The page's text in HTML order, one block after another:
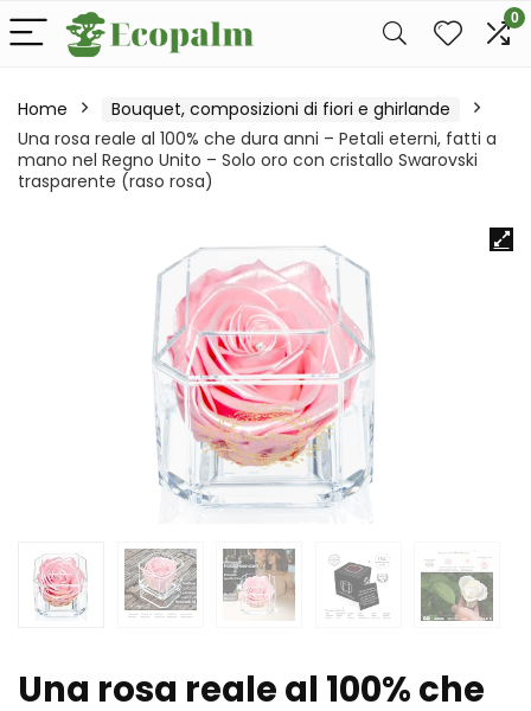
0
Home
Bouquet, composizioni di fiori e ghirlande
Una rosa reale al 100% che dura anni – Petali eterni, fatti a
mano nel Regno Unito – Solo oro con cristallo Swarovski
trasparente (raso rosa)
Una rosa reale al 100% che